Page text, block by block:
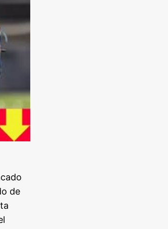
de